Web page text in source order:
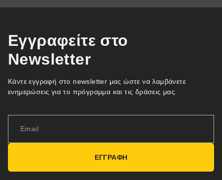
Εγγραφείτε στο
Newsletter
Κάντε εγγραφή στο newsletter μας ώστε να λαμβάνετε
ενημερώσεις για το πρόγραμμα και τις δράσεις μας.
ΕΓΓΡΑΦΗ